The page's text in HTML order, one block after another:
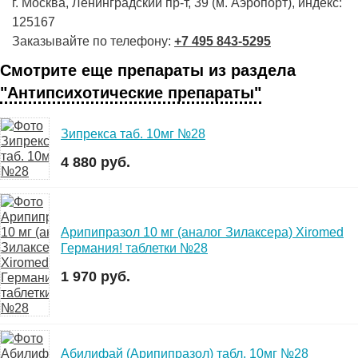
125167
Заказывайте по телефону: +7 495 843-5295
Смотрите еще препараты из раздела
"Антипсихотические препараты"
Зипрекса таб. 10мг №28
4 880 руб.
Арипипразол 10 мг (аналог Зилаксера) Xiromed
Германия! таблетки №28
1 970 руб.
Абилифай (Арипипразол) табл. 10мг №28